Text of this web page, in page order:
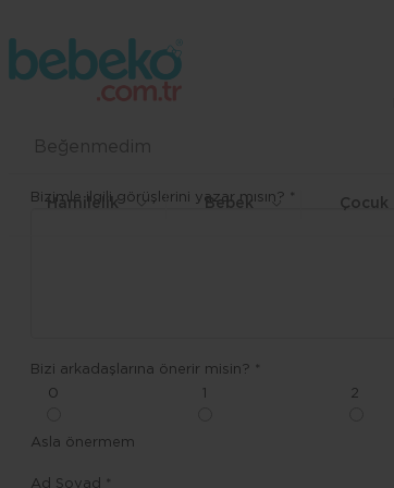
Hamilelik Bebek Çocuk
Beğenmedim
Bizimle ilgili görüşlerini yazar mısın? *
Bizi arkadaşlarına önerir misin? *
0
2
Asla önermem
Ad Soyad *